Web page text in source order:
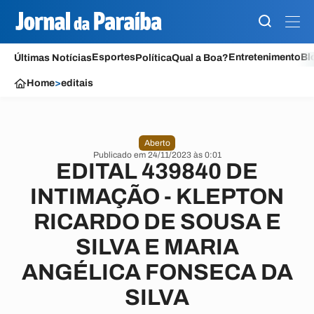
Últimas NotíciasEsportesPolíticaQual a Boa?Entretenimento
Home>editais
Aberto
Publicado em 24/11/2023 às 0:01
EDITAL 439840 DE
INTIMAÇÃO - KLEPTON
RICARDO DE SOUSA E
SILVA E MARIA
ANGÉLICA FONSECA DA
SILVA